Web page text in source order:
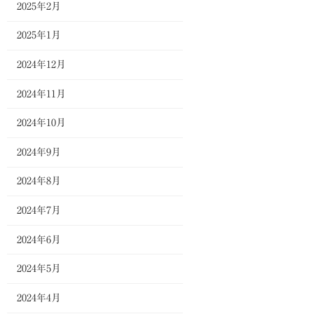
2025年2月
2025年1月
2024年12月
2024年11月
2024年10月
2024年9月
2024年8月
2024年7月
2024年6月
2024年5月
2024年4月